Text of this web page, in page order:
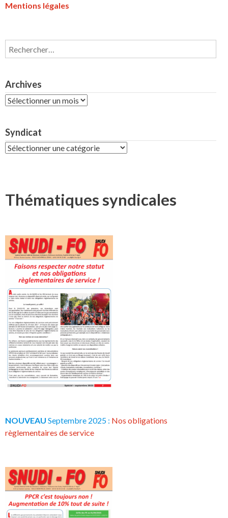
Mentions légales
Rechercher :
Archives
Archives
Syndicat
Syndicat
Thématiques syndicales
NOUVEAU Septembre 2025 : Nos obligations
règlementaires de service